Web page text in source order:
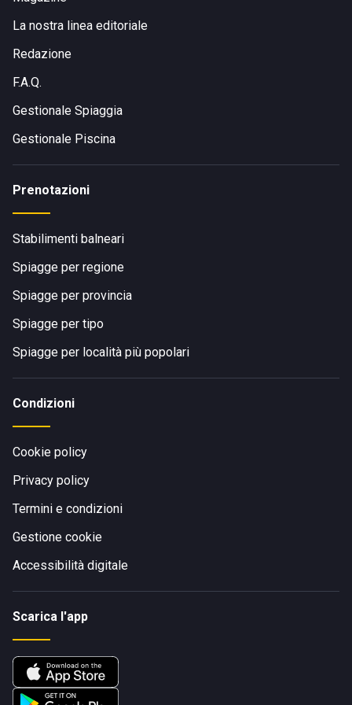
La nostra linea editoriale
Redazione
F.A.Q.
Gestionale Spiaggia
Gestionale Piscina
Prenotazioni
Stabilimenti balneari
Spiagge per regione
Spiagge per provincia
Spiagge per tipo
Spiagge per località più popolari
Condizioni
Cookie policy
Privacy policy
Termini e condizioni
Gestione cookie
Accessibilità digitale
Scarica l'app